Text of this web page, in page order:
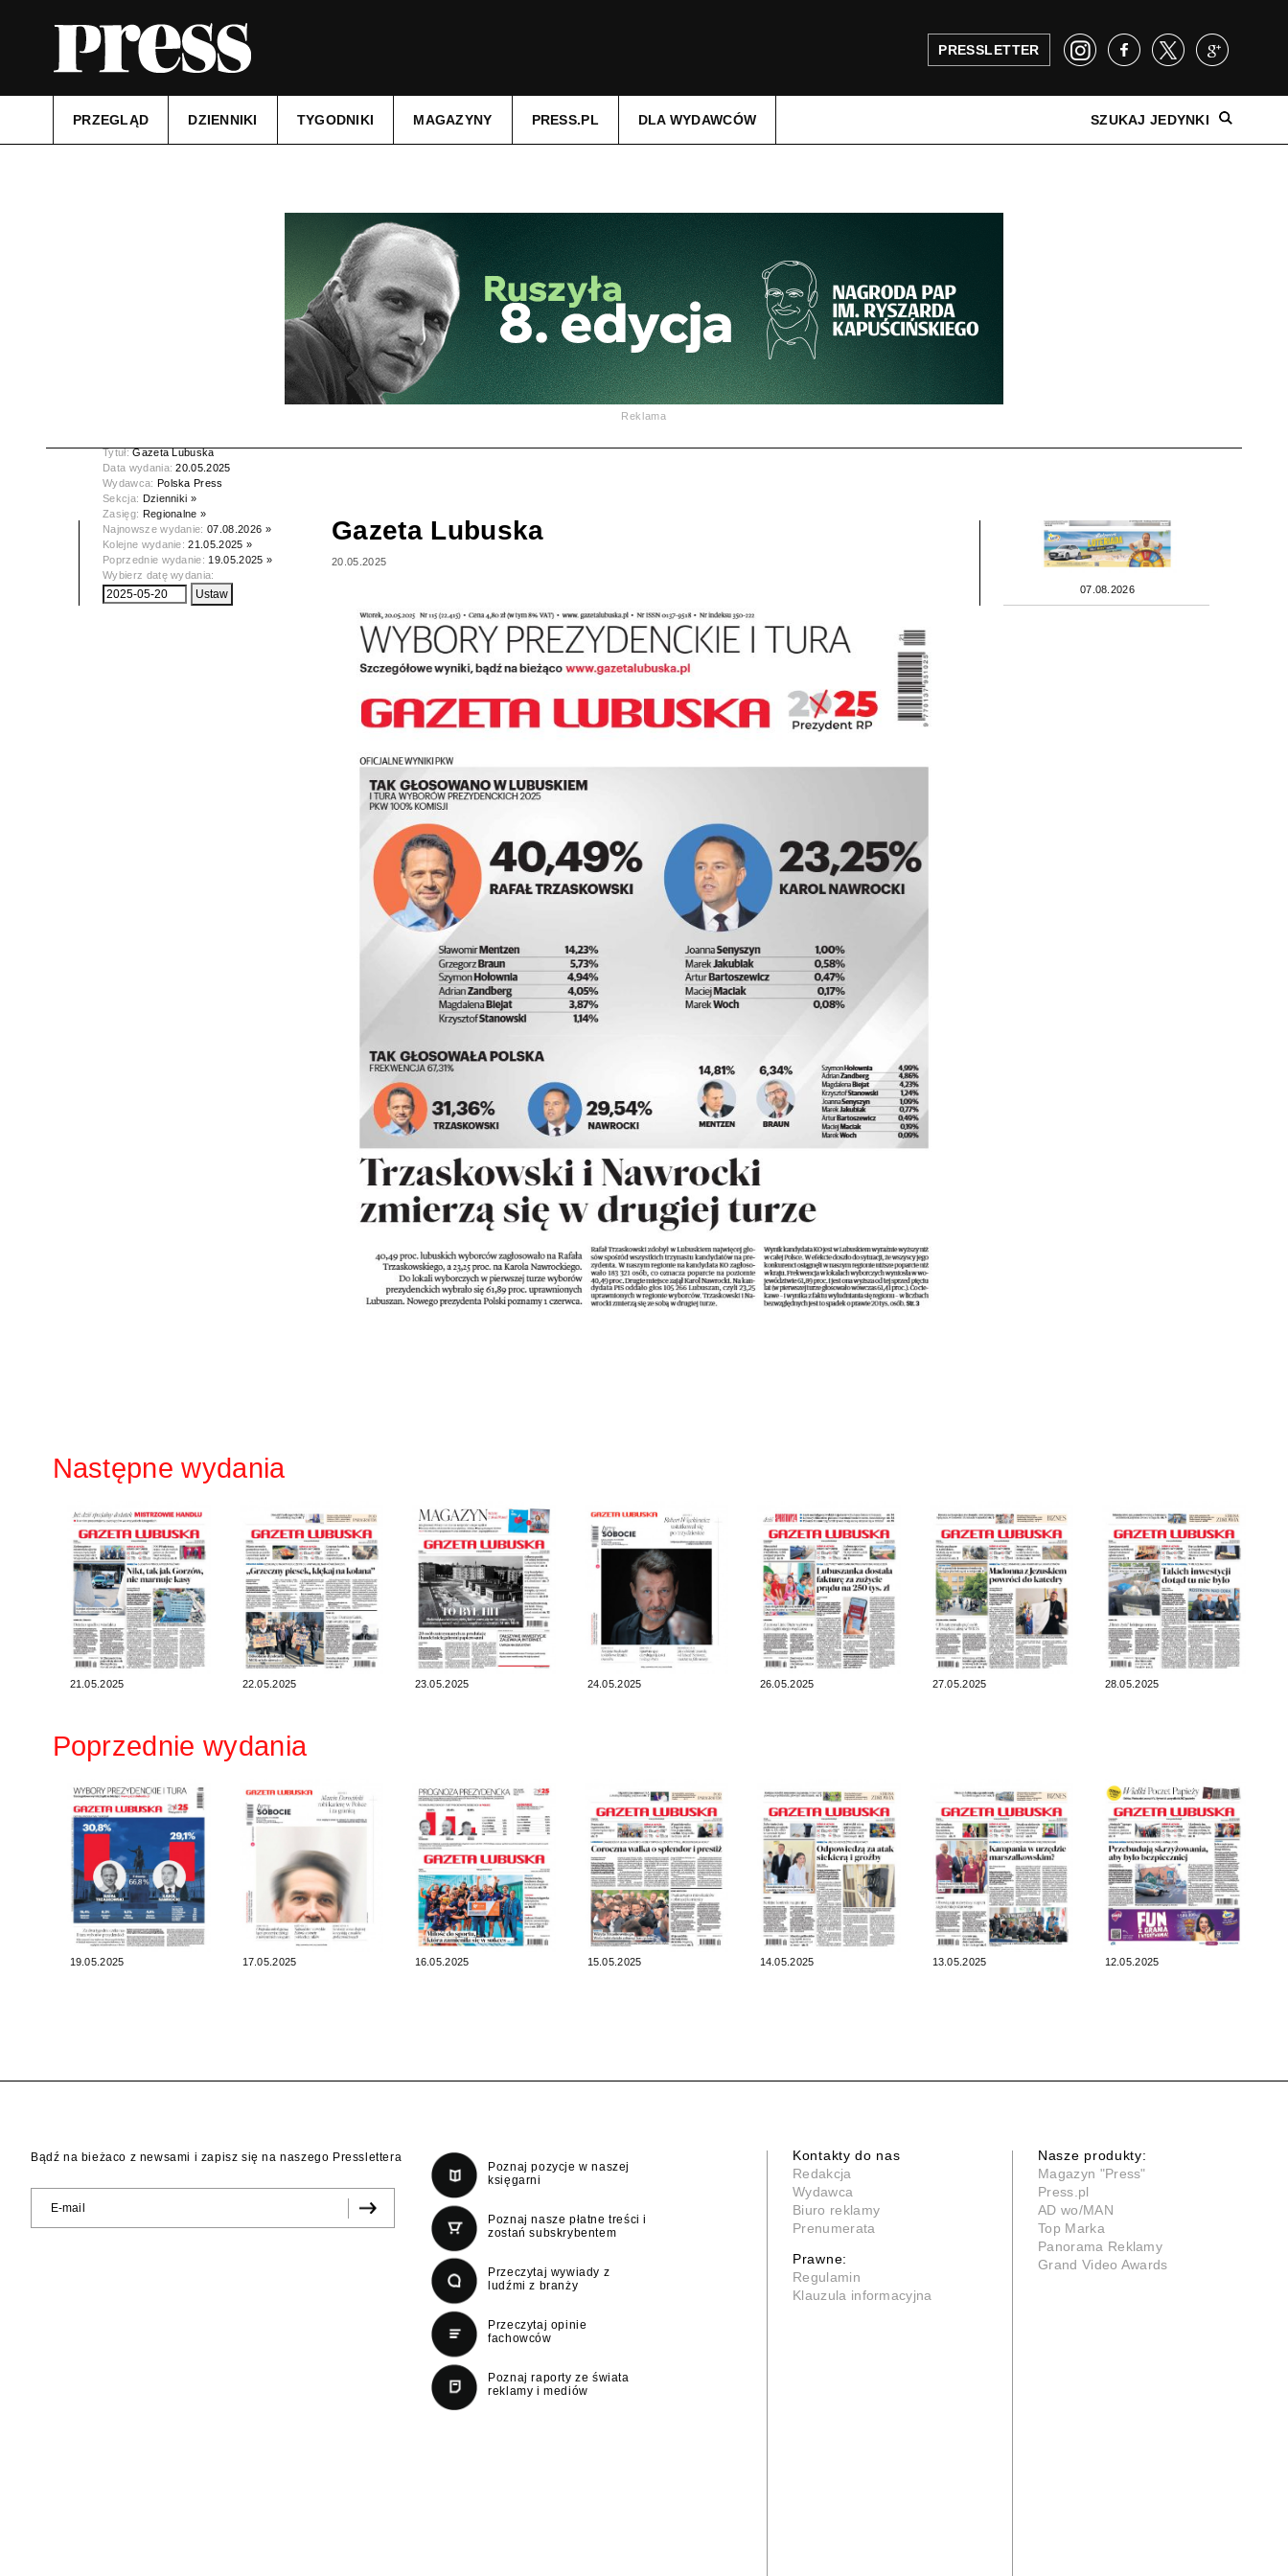
PRESSLETTER
PRZEGLĄD DZIENNIKI TYGODNIKI MAGAZYNY PRESS.PL DLA WYDAWCÓW SZUKAJ JEDYNKI
Reklama
Tytuł:Gazeta Lubuska
Data wydania:20.05.2025
Wydawca: Polska Press
Sekcja: Dzienniki »
Zasięg: Regionalne »
Najnowsze wydanie:07.08.2026 »
Kolejne wydanie:21.05.2025 »
Poprzednie wydanie: 19.05.2025 »
Wybierz datę wydania:
Gazeta Lubuska
20.05.2025
07.08.2026
Następne wydania
21.05.2025 22.05.2025 23.05.2025 24.05.2025 26.05.2025 27.05.2025 28.05.2025
Poprzednie wydania
19.05.2025 17.05.2025 16.05.2025 15.05.2025 14.05.2025 13.05.2025 12.05.2025
Bądź na bieżaco z newsami i zapisz się na naszego Presslettera
Poznaj pozycje w naszej
księgarni
Poznaj nasze płatne treści i
zostań subskrybentem
Przeczytaj wywiady z
ludźmi z branży
Przeczytaj opinie
fachowców
Poznaj raporty ze świata
reklamy i mediów
Kontakty do nas
Redakcja
Wydawca
Biuro reklamy
Prenumerata
Prawne:
Regulamin
Klauzula informacyjna
Nasze produkty:
Magazyn "Press"
Press.pl
AD wo/MAN
Top Marka
Panorama Reklamy
Grand Video Awards